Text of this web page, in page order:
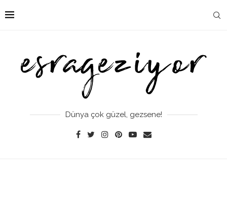
Dünya çok güzel, gezsene!